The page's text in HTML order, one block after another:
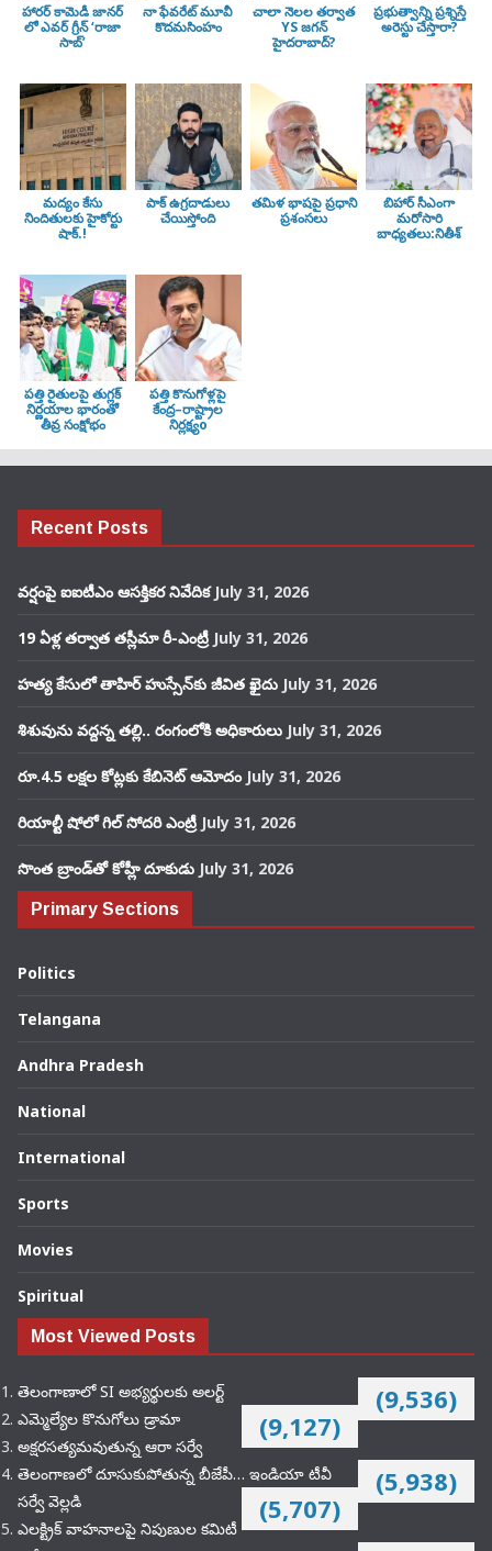
హారర్ కామెడీ జానర్
లో ఎవర్ గ్రీన్ ‘రాజా
సాబ్’
నా ఫేవరేట్ మూవీ
కొదమసింహం
చాలా నెలల తర్వాత
YS జగన్
హైదరాబాద్?
ప్రభుత్వాన్ని ప్రశ్నిస్తే
అరెస్టు చేస్తారా?
మద్యం కేసు
నిందితులకు హైకోర్టు
షాక్.!
పాక్ ఉగ్రదాడులు
చేయిస్తోంది
తమిళ భాషపై ప్రధాని
ప్రశంసలు
బిహార్ సీఎంగా
మరోసారి
బాధ్యతలు:నితీశ్
పత్తి రైతులపై తుగ్లక్‌
నిర్ణయాల భారంతో
తీవ్ర సంక్షోభం
పత్తి కొనుగోళ్లపై
కేంద్ర–రాష్ట్రాల
నిర్లక్ష్యo
Recent Posts
వర్షంపై ఐఐటీఎం ఆసక్తికర నివేదిక July 31, 2026
19 ఏళ్ల తర్వాత తస్లీమా రీ-ఎంట్రీ July 31, 2026
హత్య కేసులో తాహిర్ హుస్సేన్‌కు జీవిత ఖైదు July 31, 2026
శిశువును వద్దన్న తల్లి.. రంగంలోకి అధికారులు July 31, 2026
రూ.4.5 లక్షల కోట్లకు కేబినెట్ ఆమోదం July 31, 2026
రియాల్టీ షోలో గిల్ సోదరి ఎంట్రీ July 31, 2026
సొంత బ్రాండ్‌తో కోహ్లీ దూకుడు July 31, 2026
Primary Sections
Politics
Telangana
Andhra Pradesh
National
International
Sports
Movies
Spiritual
Most Viewed Posts
తెలంగాణాలో SI అభ్యర్థులకు అలర్ట్ (9,536)
ఎమ్మెల్యేల కొనుగోలు డ్రామా (9,127)
అక్షరసత్యమవుతున్న ఆరా సర్వే
(5,938)
తెలంగాణలో దూసుకుపోతున్న బీజేపీ… ఇండియా టీవీ
సర్వే వెల్లడి
(5,707)
ఎలక్ట్రిక్‌ వాహనాలపై నిపుణుల కమిటీ